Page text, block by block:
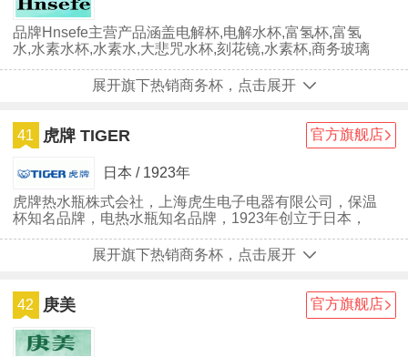
品牌Hnsefe主营产品涵盖电解杯,电解水杯,富氢杯,富氢
水,水素水杯,水素水,大悲咒水杯,刻花镜,水素杯,商务玻璃
展开旗下热销商务杯，点击展开
41 虎牌 TIGER 官方旗舰店
日本 / 1923年
虎牌热水瓶株式会社，上海虎生电子电器有限公司，保温
杯知名品牌，电热水瓶知名品牌，1923年创立于日本，
杯和小家电生活用品的公司。
展开旗下热销商务杯，点击展开
42 庚美 官方旗舰店